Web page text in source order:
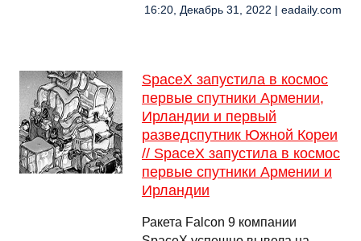
16:20, Декабрь 31, 2022 | eadaily.com
SpaceX запустила в космос
первые спутники Армении,
Ирландии и первый
разведспутник Южной Кореи
// SpaceX запустила в космос
первые спутники Армении и
Ирландии
Ракета Falcon 9 компании